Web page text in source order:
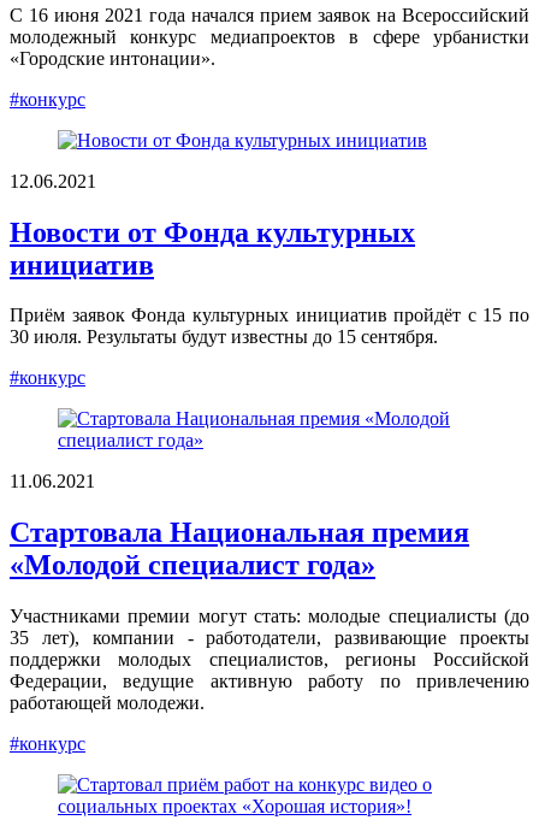
С 16 июня 2021 года начался прием заявок на Всероссийский
молодежный конкурс медиапроектов в сфере урбанистки
«Городские интонации».
#конкурс
12.06.2021
Новости от Фонда культурных
инициатив
Приём заявок Фонда культурных инициатив пройдёт с 15 по
30 июля. Результаты будут известны до 15 сентября.
#конкурс
11.06.2021
Стартовала Национальная премия
«Молодой специалист года»
Участниками премии могут стать: молодые специалисты (до
35 лет), компании - работодатели, развивающие проекты
поддержки молодых специалистов, регионы Российской
Федерации, ведущие активную работу по привлечению
работающей молодежи.
#конкурс